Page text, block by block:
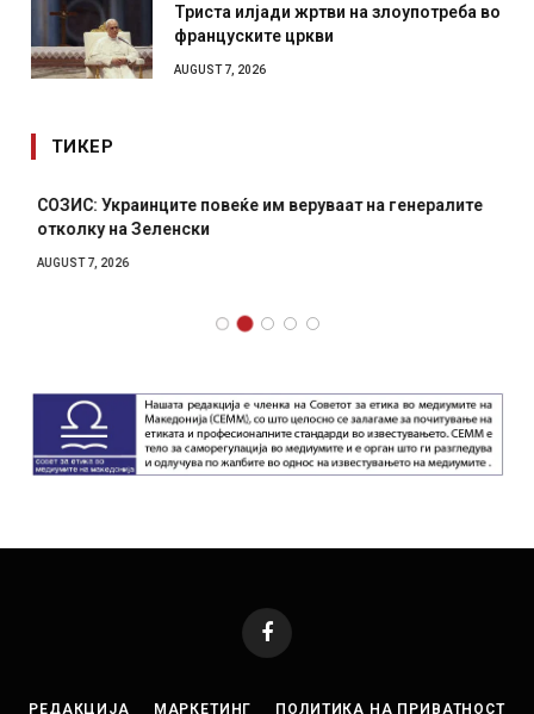
Триста илјади жртви на злоупотреба во
француските цркви
AUGUST 7, 2026
ТИКЕР
СОЗИС: Украинците повеќе им веруваат на генералите
отколку на Зеленски
AUGUST 7, 2026
Facebook
РЕДАКЦИЈА МАРКЕТИНГ ПОЛИТИКА НА ПРИВАТНОСТ